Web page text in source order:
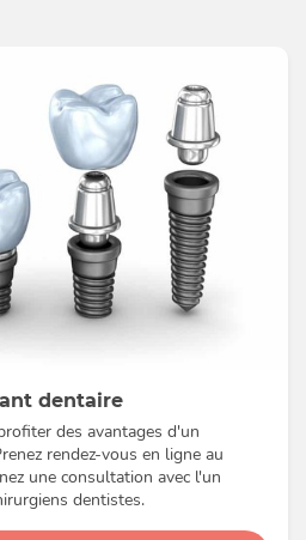
dentaire
des avantages d'un
rendez-vous en ligne au
une consultation avec l'un
dentistes.